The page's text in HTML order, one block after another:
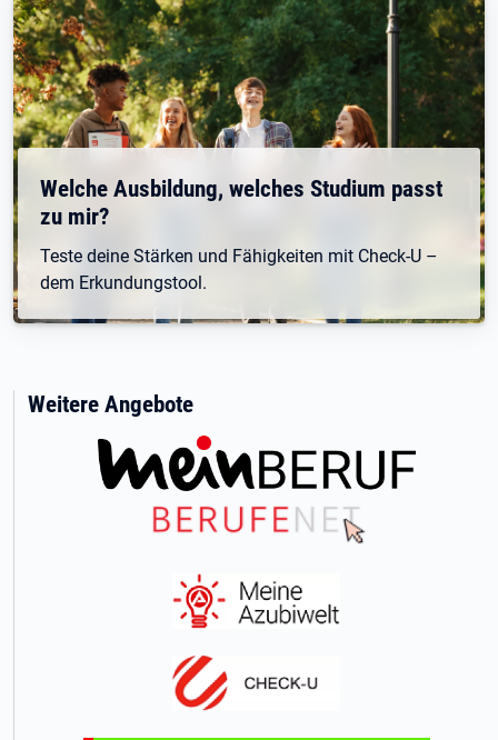
Welche Ausbildung, welches Studium passt
zu mir?
Teste deine Stärken und Fähigkeiten mit Check-U –
dem Erkundungstool.
Weitere Angebote